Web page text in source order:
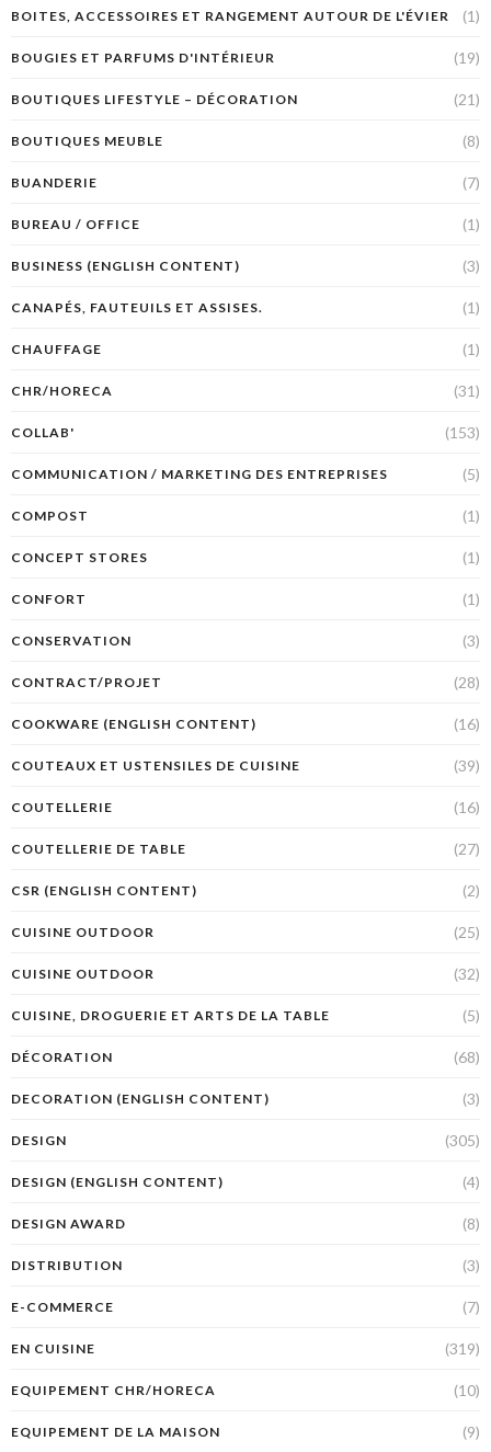
BOITES, ACCESSOIRES ET RANGEMENT AUTOUR DE L'ÉVIER (1)
BOUGIES ET PARFUMS D'INTÉRIEUR (19)
BOUTIQUES LIFESTYLE – DÉCORATION (21)
BOUTIQUES MEUBLE (8)
BUANDERIE (7)
BUREAU / OFFICE (1)
BUSINESS (ENGLISH CONTENT) (3)
CANAPÉS, FAUTEUILS ET ASSISES. (1)
CHAUFFAGE (1)
CHR/HORECA (31)
COLLAB' (153)
COMMUNICATION / MARKETING DES ENTREPRISES (5)
COMPOST (1)
CONCEPT STORES (1)
CONFORT (1)
CONSERVATION (3)
CONTRACT/PROJET (28)
COOKWARE (ENGLISH CONTENT) (16)
COUTEAUX ET USTENSILES DE CUISINE (39)
COUTELLERIE (16)
COUTELLERIE DE TABLE (27)
CSR (ENGLISH CONTENT) (2)
CUISINE OUTDOOR (25)
CUISINE OUTDOOR (32)
CUISINE, DROGUERIE ET ARTS DE LA TABLE (5)
DÉCORATION (68)
DECORATION (ENGLISH CONTENT) (3)
DESIGN (305)
DESIGN (ENGLISH CONTENT) (4)
DESIGN AWARD (8)
DISTRIBUTION (3)
E-COMMERCE (7)
EN CUISINE (319)
EQUIPEMENT CHR/HORECA (10)
EQUIPEMENT DE LA MAISON (9)